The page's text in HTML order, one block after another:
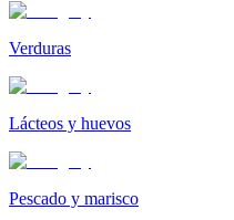
Verduras
Lácteos y huevos
Pescado y marisco